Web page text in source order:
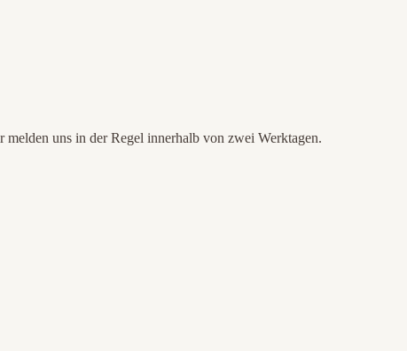
uns in der Regel innerhalb von zwei Werktagen.